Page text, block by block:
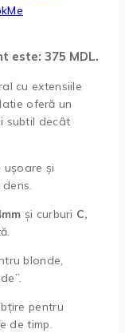
este: 375 MDL.
cu extensiile
oferă un
subtil decât
ușoare și
și curburi C,
blonde,
pentru
de timp.